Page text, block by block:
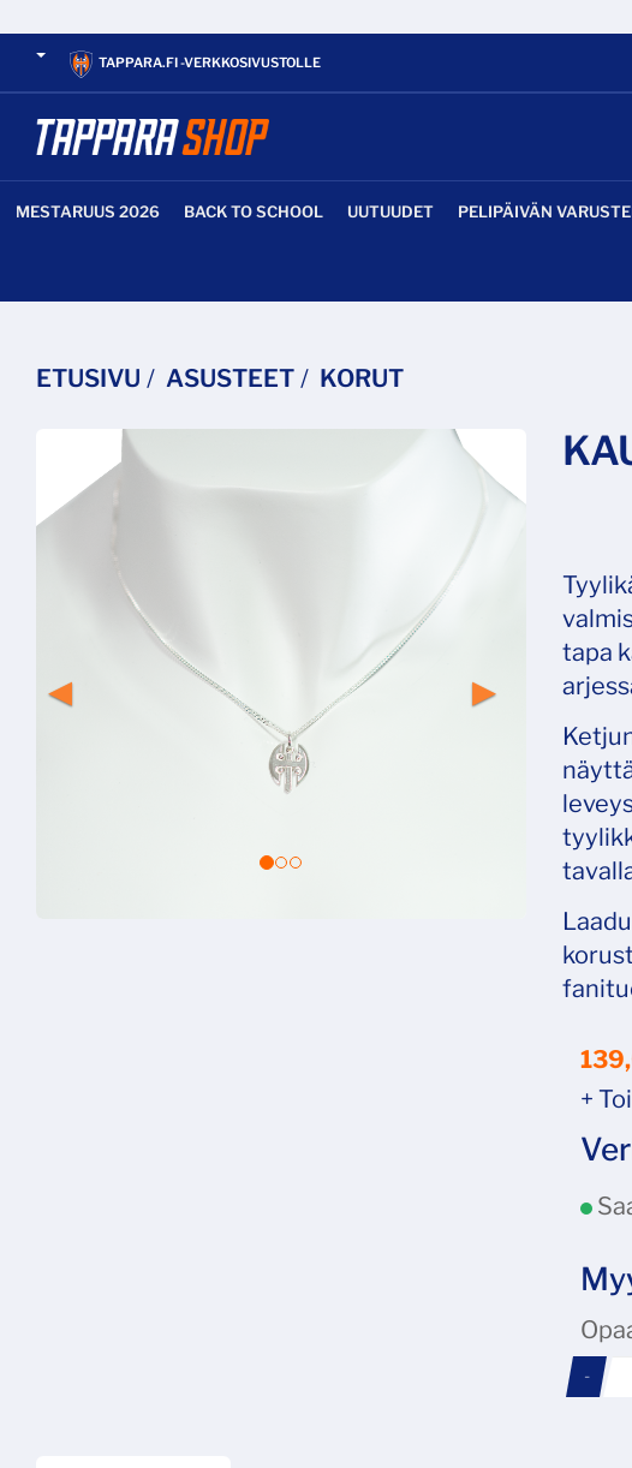
TAPPARA.FI -VERKKOSIVUSTOLLE
MESTARUUS 2026 BACK TO SCHOOL UUTUUDET PELIPÄIVÄN
ETUSIVU ASUSTEET KORUT
tapa
+
-